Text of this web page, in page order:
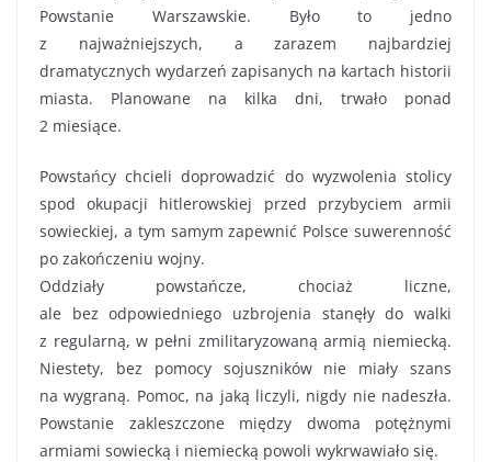
Powstanie Warszawskie. Było to jedno
z najważniejszych, a zarazem najbardziej
dramatycznych wydarzeń zapisanych na kartach historii
miasta. Planowane na kilka dni, trwało ponad
2 miesiące.
Powstańcy chcieli doprowadzić do wyzwolenia stolicy
spod okupacji hitlerowskiej przed przybyciem armii
sowieckiej, a tym samym zapewnić Polsce suwerenność
po zakończeniu wojny.
Oddziały powstańcze, chociaż liczne,
ale bez odpowiedniego uzbrojenia stanęły do walki
z regularną, w pełni zmilitaryzowaną armią niemiecką.
Niestety, bez pomocy sojuszników nie miały szans
na wygraną. Pomoc, na jaką liczyli, nigdy nie nadeszła.
Powstanie zakleszczone między dwoma potężnymi
armiami sowiecką i niemiecką powoli wykrwawiało się.